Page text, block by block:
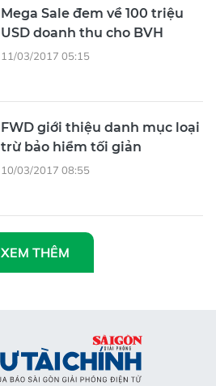
Mega Sale đem về 100 triệu
USD doanh thu cho BVH
11/03/2017 05:15
FWD giới thiệu danh mục loại
trừ bảo hiểm tối giản
10/03/2017 08:55
XEM THÊM